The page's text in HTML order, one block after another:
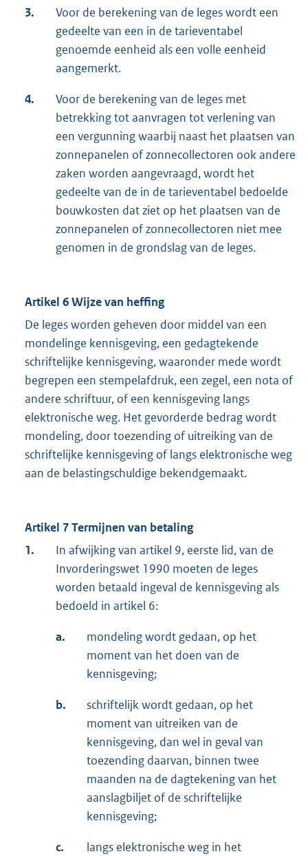
3.
Voor de berekening van de leges wordt een
gedeelte van een in de tarieventabel
genoemde eenheid als een volle eenheid
aangemerkt.
4.
Voor de berekening van de leges met
betrekking tot aanvragen tot verlening van
een vergunning waarbij naast het plaatsen van
zonnepanelen of zonnecollectoren ook andere
zaken worden aangevraagd, wordt het
gedeelte van de in de tarieventabel bedoelde
bouwkosten dat ziet op het plaatsen van de
zonnepanelen of zonnecollectoren niet mee
genomen in de grondslag van de leges.
Artikel 6 Wijze van heffing
De leges worden geheven door middel van een
mondelinge kennisgeving, een gedagtekende
schriftelijke kennisgeving, waaronder mede wordt
begrepen een stempelafdruk, een zegel, een nota of
andere schriftuur, of een kennisgeving langs
elektronische weg. Het gevorderde bedrag wordt
mondeling, door toezending of uitreiking van de
schriftelijke kennisgeving of langs elektronische weg
aan de belastingschuldige bekendgemaakt.
Artikel 7 Termijnen van betaling
1.
In afwijking van artikel 9, eerste lid, van de
Invorderingswet 1990 moeten de leges
worden betaald ingeval de kennisgeving als
bedoeld in artikel 6:
a.
mondeling wordt gedaan, op het
moment van het doen van de
kennisgeving;
b.
schriftelijk wordt gedaan, op het
moment van uitreiken van de
kennisgeving, dan wel in geval van
toezending daarvan, binnen twee
maanden na de dagtekening van het
aanslagbiljet of de schriftelijke
kennisgeving;
c.
langs elektronische weg in het